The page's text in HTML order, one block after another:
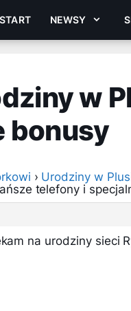
START NEWSY
w
bonusy
› Urodziny w
telefony i
na urodziny sieci